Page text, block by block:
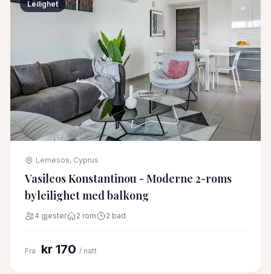
Leilighet
Lemesos, Cyprus
Vasileos Konstantinou - Moderne 2-roms
byleilighet med balkong
4 gjester 2 rom 2 bad
Fra kr 170 / natt